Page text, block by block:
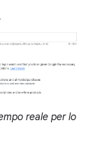
reale per lo